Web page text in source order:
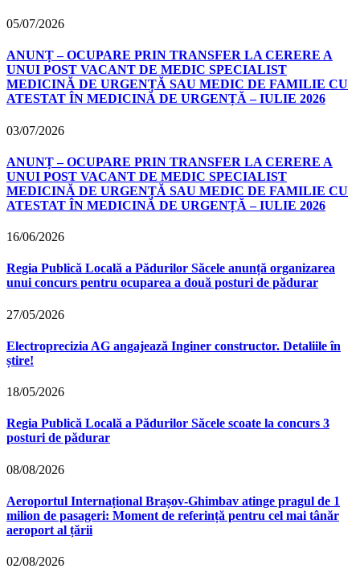
05/07/2026
ANUNȚ – OCUPARE PRIN TRANSFER LA CERERE A
UNUI POST VACANT DE MEDIC SPECIALIST
MEDICINĂ DE URGENȚĂ SAU MEDIC DE FAMILIE CU
ATESTAT ÎN MEDICINĂ DE URGENȚĂ – IULIE 2026
03/07/2026
ANUNȚ – OCUPARE PRIN TRANSFER LA CERERE A
UNUI POST VACANT DE MEDIC SPECIALIST
MEDICINĂ DE URGENȚĂ SAU MEDIC DE FAMILIE CU
ATESTAT ÎN MEDICINĂ DE URGENȚĂ – IULIE 2026
16/06/2026
Regia Publică Locală a Pădurilor Săcele anunță organizarea
unui concurs pentru ocuparea a două posturi de pădurar
27/05/2026
Electroprecizia AG angajează Inginer constructor. Detaliile în
știre!
18/05/2026
Regia Publică Locală a Pădurilor Săcele scoate la concurs 3
posturi de pădurar
08/08/2026
Aeroportul Internațional Brașov‑Ghimbav atinge pragul de 1
milion de pasageri: Moment de referință pentru cel mai tânăr
aeroport al țării
02/08/2026